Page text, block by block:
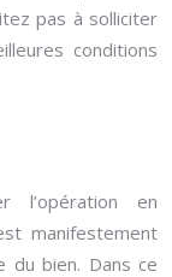
pas à solliciter
conditions
l’opération en
manifestement
du bien. Dans ce